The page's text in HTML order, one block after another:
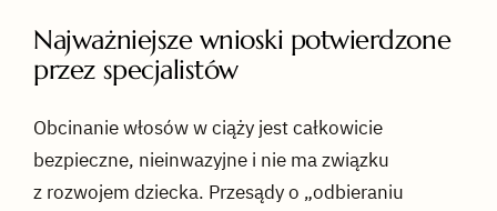
Najważniejsze wnioski potwierdzone
przez specjalistów
Obcinanie włosów w ciąży jest całkowicie
bezpieczne, nieinwazyjne i nie ma związku
z rozwojem dziecka. Przesądy o „odbieraniu